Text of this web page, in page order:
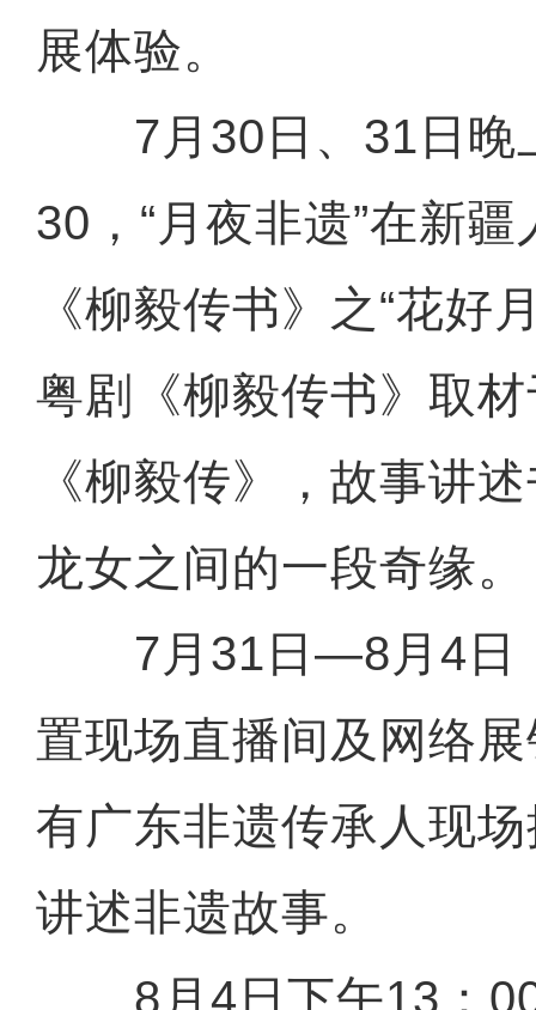
展体验。
7月30日、31日晚
30，“月夜非遗”在新
《柳毅传书》之“花好
粤剧《柳毅传书》取
《柳毅传》，故事讲
龙女之间的一段奇缘。
7月31日—8月4日，
置现场直播间及网络
有广东非遗传承人现
讲述非遗故事。
8月4日下午13：